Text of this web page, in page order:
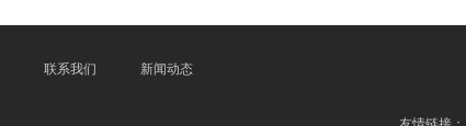
联系我们 新闻动态